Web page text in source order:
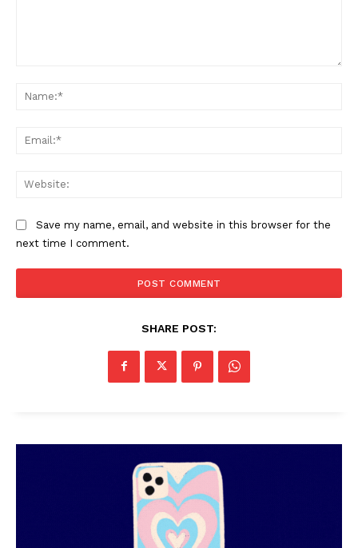
PALA VISION
Save my name, email, and website in this browser for the
next time I comment.
SHARE POST: